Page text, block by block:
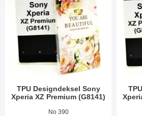
TPU Designdeksel Sony
Xperia XZ Premium (G8141)
Varenummer 22664
No 390